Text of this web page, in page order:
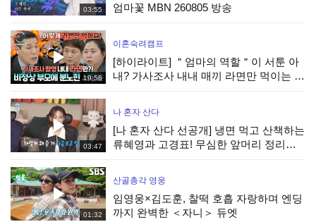
03:55
엄마꽃 MBN 260805 방송
19:56
이혼숙려캠프
[하이라이트] ＂엄마의 역할＂이 서툰 아
내? 가사조사 내내 매끼 라면만 먹이는 부
03:47
나 혼자 산다
[나 혼자 산다 선공개] 냉면 먹고 산책하는
류혜영과 고경표! 무심한 앞머리 정리로
01:32
산골총각 영웅
임영웅×김도훈, 찰떡 호흡 자랑하며 엔딩
까지 완벽한 ＜자니＞ 듀엣